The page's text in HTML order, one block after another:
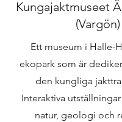
Kungajaktmuseet
(Vargön)
Ett museum i Halle-
ekopark som är
den kungliga
Interaktiva
natur, geologi och